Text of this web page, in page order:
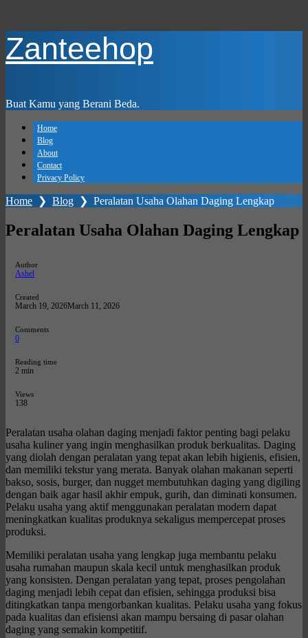
Skip
to
main
Zanteehop
Buat Kamu yang Berani Beda.
Home
Blog
About
Contact
Privacy Policy
Home ❯ Blog ❯ Peralatan Usaha Olahan Daging Lengkap
Peralatan Usaha Olahan Daging Lengkap
Author
Ashel
Created
March 19, 2026March 11, 2026
Comments
0
Reading time
2 min
Views
138
Peralatan usaha olahan daging menjadi faktor penting bagi pelaku
usaha kuliner yang ingin menghasilkan produk berkualitas. Daging
yang diolah dengan peralatan yang tepat akan lebih higienis, efisien,
dan memiliki tekstur yang merata. Banyak olahan makanan seperti
bakso, sosis, burger, dan nugget membutuhkan daging yang digiling
dengan baik agar hasil akhir empuk, gurih, dan diminati konsumen.
Pelaku usaha yang aktif menggunakan peralatan modern dapat
meningkatkan kualitas produknya sekaligus mempercepat proses
produksi.
Memiliki peralatan usaha yang lengkap juga membantu pelaku
usaha rumahan maupun skala kecil untuk menghasilkan produk
yang konsisten. Dengan peralatan yang tepat, proses pengolahan
daging menjadi lebih cepat dan efisien, sehingga produksi bisa
ditingkatkan tanpa mengorbankan kualitas. Pelaku usaha yang fokus
pada kualitas dan efisiensi akan mampu bersaing di pasar olahan
daging yang semakin kompetitif.